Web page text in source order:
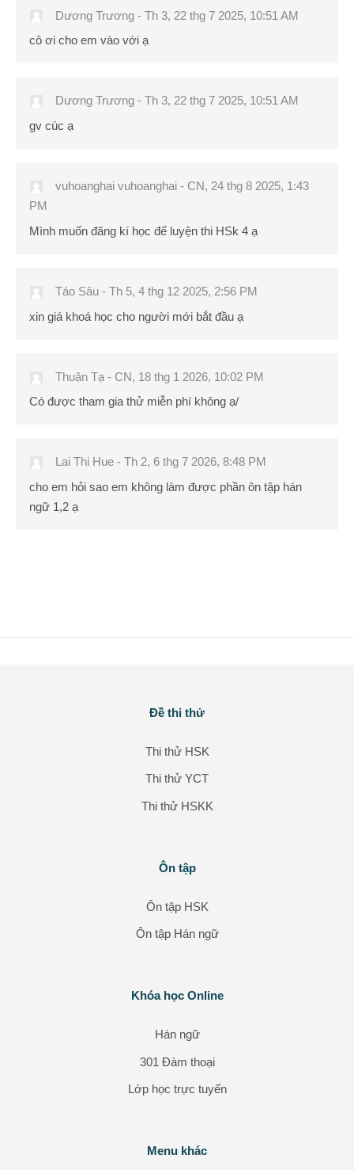
Dương Trương- Th 3, 22 thg 7 2025, 10:51 AM
cô ơi cho em vào với ạ
Dương Trương- Th 3, 22 thg 7 2025, 10:51 AM
gv cúc ạ
vuhoanghai vuhoanghai- CN, 24 thg 8 2025, 1:43
PM
Mình muốn đăng kí học để luyện thi HSk 4 ạ
Táo Sâu- Th 5, 4 thg 12 2025, 2:56 PM
xin giá khoá học cho người mới bắt đầu ạ
Thuận Tạ- CN, 18 thg 1 2026, 10:02 PM
Có được tham gia thử miễn phí không ạ/
Lai Thi Hue- Th 2, 6 thg 7 2026, 8:48 PM
cho em hỏi sao em không làm được phần ôn tập hán
ngữ 1,2 ạ
Đề thi thử
Thi thử HSK
Thi thử YCT
Thi thử HSKK
Ôn tập
Ôn tập HSK
Ôn tập Hán ngữ
Bỏ qua Khóa học OnlineKhóa học Online
Hán ngữ
301 Đàm thoại
Lớp học trực tuyến
Menu khác